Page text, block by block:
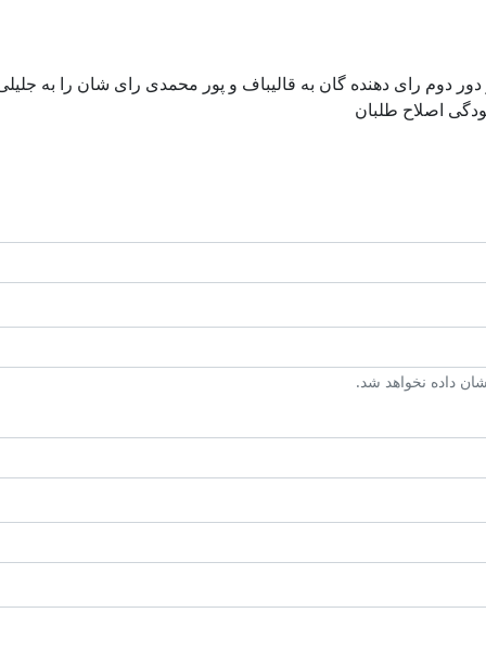
دوم راى دهنده گان به قاليباف و پور محمدى راى شان را به
اصلاح طلبان
داده نخواهد شد.